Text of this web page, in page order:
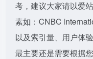
考，建议大家请以爱
素如：CNBC
以及索引量、用户体
最主要还是需要根据